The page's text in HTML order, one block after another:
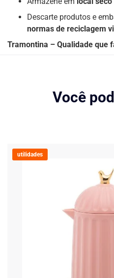
Descarte produtos e
normas de reciclagem
Tramontina – Qualidade que
Você
utilidades